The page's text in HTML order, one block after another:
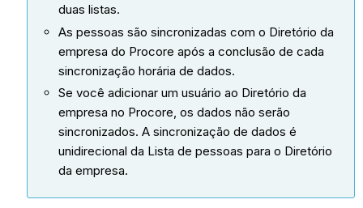
duas listas.
As pessoas são sincronizadas com o Diretório da
empresa do Procore após a conclusão de cada
sincronização horária de dados.
Se você adicionar um usuário ao Diretório da
empresa no Procore, os dados não serão
sincronizados. A sincronização de dados é
unidirecional da Lista de pessoas para o Diretório
da empresa.